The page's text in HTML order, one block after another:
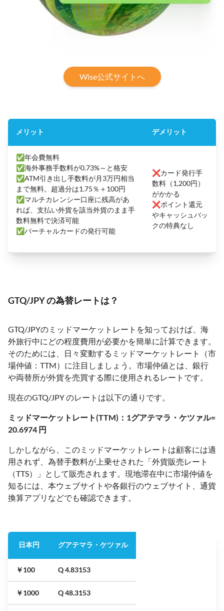
Wise公式サイトへ
メリット デメリット
✅年会費無料
✅海外事務手数料が0.73%～と格安
✅ATM引き出し手数料が月3万円相当
まで無料。超過分は1.75％＋100円
✅マルチカレンシー口座に残高があ
れば、支払い外貨を該当外貨のまま手
数料無料で決済可能
✅バーチャルカードの発行可能
❌カード発行手
数料（1,200円）
がかかる
❌ポイント還元
やキャッシュバッ
クの特典なし
GTQ/JPY の為替レートは？
GTQ/JPYのミッドマーケットレートを知っておけば、海
外旅行中にどの程度費用が必要かを簡単に計算できます。
そのためには、日々変動するミッドマーケットレート（市
場仲値：TTM）に注目しましょう。市場仲値とは、銀行
や両替所が外貨を売買する際に使用されるレートです。
現在のGTQ/JPY のレートは以下の通りです。
ミッドマーケットレート(TTM)：1グアテマラ・ケツァル=
20.6974 円
しかしながら、このミッドマーケットレートは顧客には適
用されず、為替手数料が上乗せされた「外貨販売レート
（TTS）」として販売されます。現地滞在中に市場仲値を
知るには、本ウェブサイトや各銀行のウェブサイト、通貨
換算アプリなどでも確認できます。
日本円 グアテマラ・ケツァル
￥100 Q 4.83153
￥1000 Q 48.3153